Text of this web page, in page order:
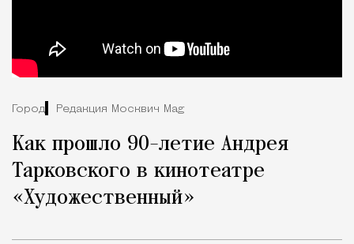
Город Редакция Москвич Mag
Как прошло 90-летие Андрея
Тарковского в кинотеатре
«Художественный»